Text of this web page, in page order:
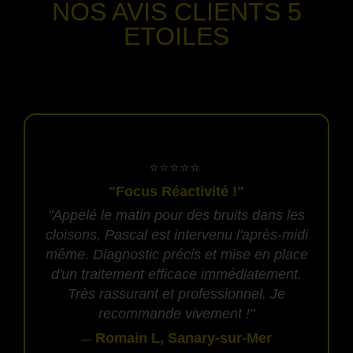
NOS AVIS CLIENTS 5
ETOILES
​⭐⭐⭐⭐⭐
"Focus Réactivité !"
"Appelé le matin pour des bruits dans les
cloisons, Pascal est intervenu l'après-midi
même. Diagnostic précis et mise en place
d'un traitement efficace immédiatement.
Très rassurant et professionnel. Je
recommande vivement !"
— Romain L, Sanary-sur-Mer